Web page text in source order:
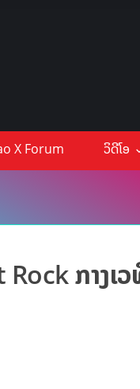
X Forum ວິດີໂອ
ກາງເ